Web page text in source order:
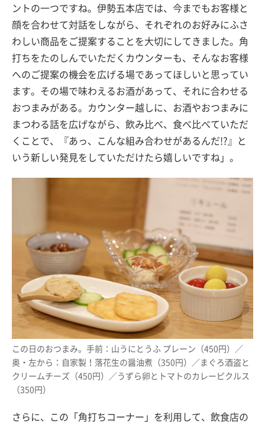
ントの一つですね。伊勢五本店では、今までもお客様と
顔を合わせて対話をしながら、それぞれのお好みにふさ
わしい商品をご提案することを大切にしてきました。角
打ちをたのしんでいただくカウンターも、そんなお客様
へのご提案の機会を広げる場であってほしいと思ってい
ます。その場で味わえるお酒があって、それに合わせる
おつまみがある。カウンター越しに、お酒やおつまみに
まつわる話を広げながら、飲み比べ、食べ比べていただ
くことで、『あっ、こんな組み合わせがあるんだ!?』と
いう新しい発見をしていただけたら嬉しいですね」。
この日のおつまみ。手前：山うにとうふ プレーン（450円）／
奥・左から：自家製！落花生の醤油煮（350円）／まぐろ酒盗と
クリームチーズ（450円）／うずら卵とトマトのカレーピクルス
（350円）
さらに、この「角打ちコーナー」を利用して、飲食店の